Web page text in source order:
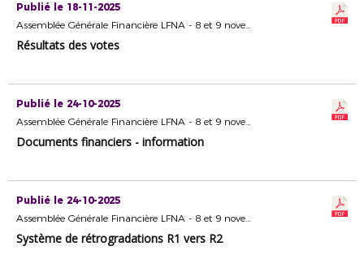
Publié le 18-11-2025
Assemblée Générale Financière LFNA - 8 et 9 novembre 2025 - Format dématérialisé
Résultats des votes
Publié le 24-10-2025
Assemblée Générale Financière LFNA - 8 et 9 novembre 2025 - Format dématérialisé
Documents financiers - information
Publié le 24-10-2025
Assemblée Générale Financière LFNA - 8 et 9 novembre 2025 - Format dématérialisé
Système de rétrogradations R1 vers R2